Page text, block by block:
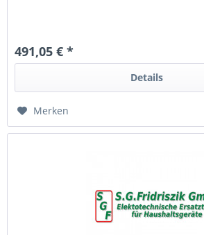
491,05 € *
Details
Merken